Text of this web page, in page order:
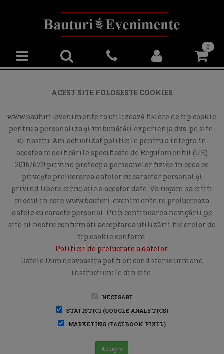
0
ACEST SITE FOLOSESTE COOKIES
www.bauturi-evenimente.ro utilizează fişiere de tip cookie
pentru a personaliza și îmbunătăți experiența dvs. pe site-
ul nostru. Am actualizat politicile pentru a integra în
acestea modificările specificate de Regulamentul (UE)
2016/679 privind protecția persoanelor fizice în ceea ce
privește prelucrarea datelor cu caracter personal și
privind libera circulație a acestor date. Va rugam sa cititi
modul in care www.bauturi-evenimente.ro prelucreaza
datele cu caracte personal. Prin continuarea navigării pe
site-ul nostru confirmati acceptarea utilizării fişierelor de
tip cookie conform
Politicii de prelucrare a datelor.
Datele Dumneavoastra pot fi oricand sterse urmand
instructiunile din site.
NECESARE
STATISTICI (GOOGLE ANALYTICS)
MARKETING (FACEBOOK PIXEL)
Accepta